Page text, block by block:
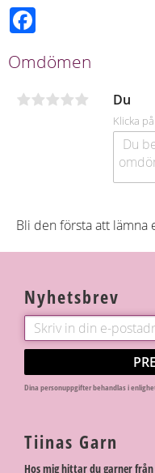
b
o
k
Omdömen
Du
Klicka
Bli den första att lämna
Nyhetsbrev
Dina personuppgifter behandlas i
Tiinas Garn
Hos mig hittar du garner